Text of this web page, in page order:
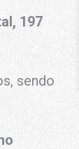
197
sendo